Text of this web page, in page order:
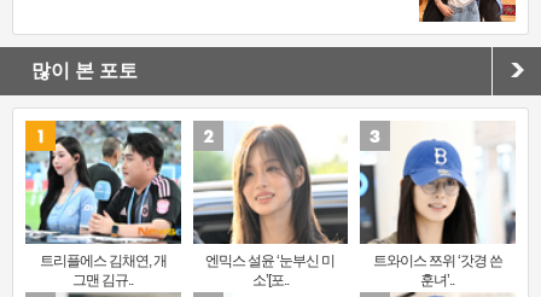
많이 본 포토
트리플에스 김채연, 개
그맨 김규..
엔믹스 설윤 ‘눈부신 미
소’[포..
트와이스 쯔위 ‘갓경 쓴
훈녀’..